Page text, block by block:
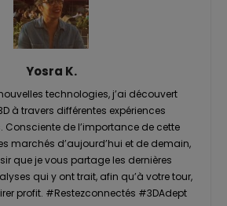
Yosra K.
technologies, j’ai découvert
à travers différentes expériences
Consciente de l’importance de cette
marchés d’aujourd’hui et de demain,
que je vous partage les dernières
qui y ont trait, afin qu’à votre tour,
profit. #Restezconnectés #3DAdept